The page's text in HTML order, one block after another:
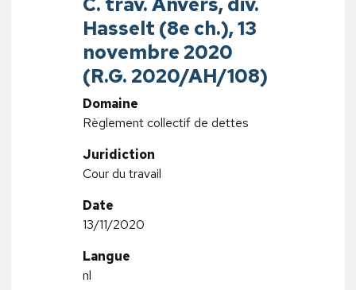
Hasselt (8e ch.), 13
novembre 2020
(R.G. 2020/AH/108)
Domaine
Règlement collectif de dettes
Juridiction
Cour du travail
Date
13/11/2020
Langue
nl